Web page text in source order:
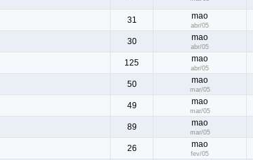
31 mao
abr/05
30 mao
abr/05
125 mao
abr/05
50 mao
mar/05
49 mao
mar/05
89 mao
mar/05
26 mao
fev/05